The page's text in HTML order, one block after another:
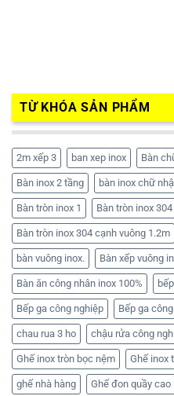
TỪ KHÓA SẢN PHẨM
2m xếp 3 ban xep inox Bàn
Bàn inox 2 tầng bàn inox chữ
Bàn tròn inox 1 Bàn tròn inox 304
Bàn tròn inox 304 cạnh vuông 1.2m
bàn vuông inox. Bàn xếp vuông
Bàn ăn công nhân inox 100%
Bếp ga công nghiệp Bếp ga
chau rua 3 ho chậu rửa công
Ghế inox tròn bọc nệm Ghế inox
ghế nhà hàng Ghế đon quầy cao